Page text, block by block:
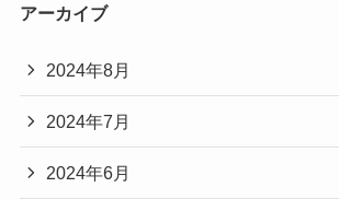
アーカイブ
2024年8月
2024年7月
2024年6月